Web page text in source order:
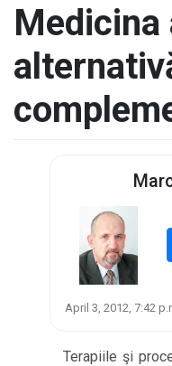
Medicina
April 3, 2012, 7:42
Terapiile şi